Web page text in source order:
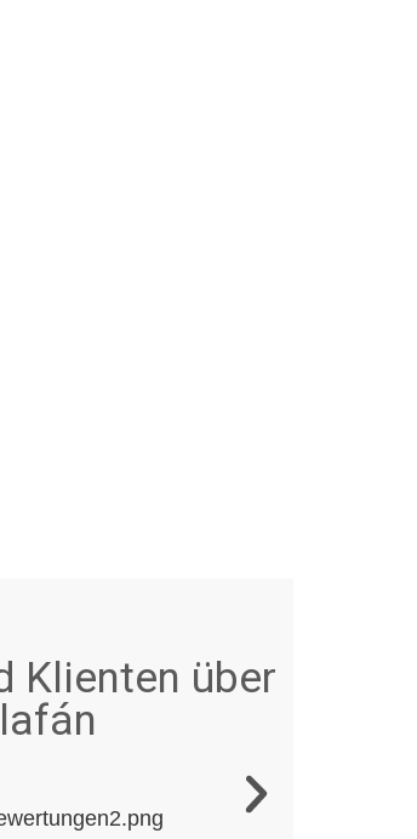
Klienten über